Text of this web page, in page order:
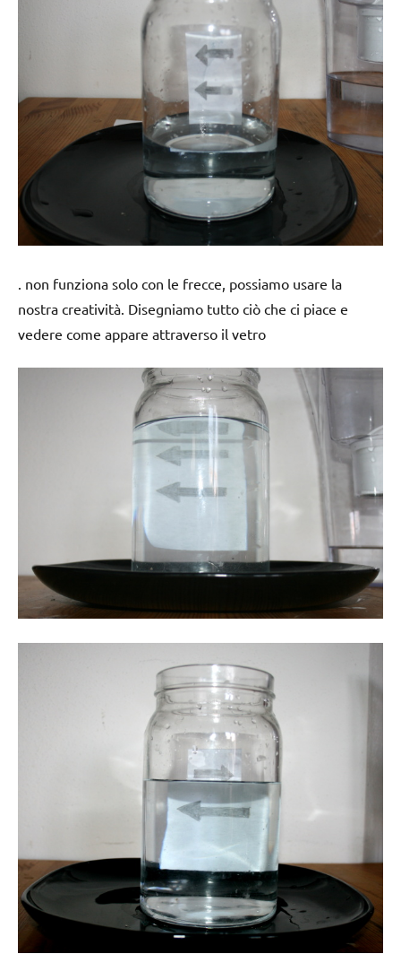
. non funziona solo con le frecce, possiamo usare la
nostra creatività. Disegniamo tutto ciò che ci piace e
vedere come appare attraverso il vetro